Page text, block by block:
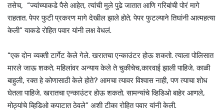
तसेच, “ज्यांच्याकडे पैसे आहेत, त्यांची मुले पुढे जातात आणि गरिबांची पोरं मागे
राहतात. पेपर फुटी प्रकरण मागे देखील झाले होते. पेपर फुटल्याने तिघांनी आत्महत्या
केली” याकडे रोहित पवार यांनी लक्ष वेधलं.
“एक दोन व्यक्ती टार्गेट केले गेले. खरातचा एन्काउंटर होऊ शकतो. त्याला पोलिसात
मारले जाऊ शकते. महिलांवर अन्याय केले ते चुकीचेच,कारवाई झाली पाहिजे. काळी
बाहुली, रक्त हे कोणासाठी केले होते? आमचा त्यावर विश्वास नाही, पण त्याचा शोध
घेतला पाहिजे. खरातचा एन्काउंटर होऊ शकतो. सामन्यांचे व्हिडिओ बाहेर आणले,
मोठ्यांचे व्हिडिओ कपाटात ठेवले” अशी टीका रोहित पवार यांनी केली.